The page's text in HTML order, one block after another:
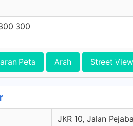
300
Peta Arah Street View
JKR 10, Jalan